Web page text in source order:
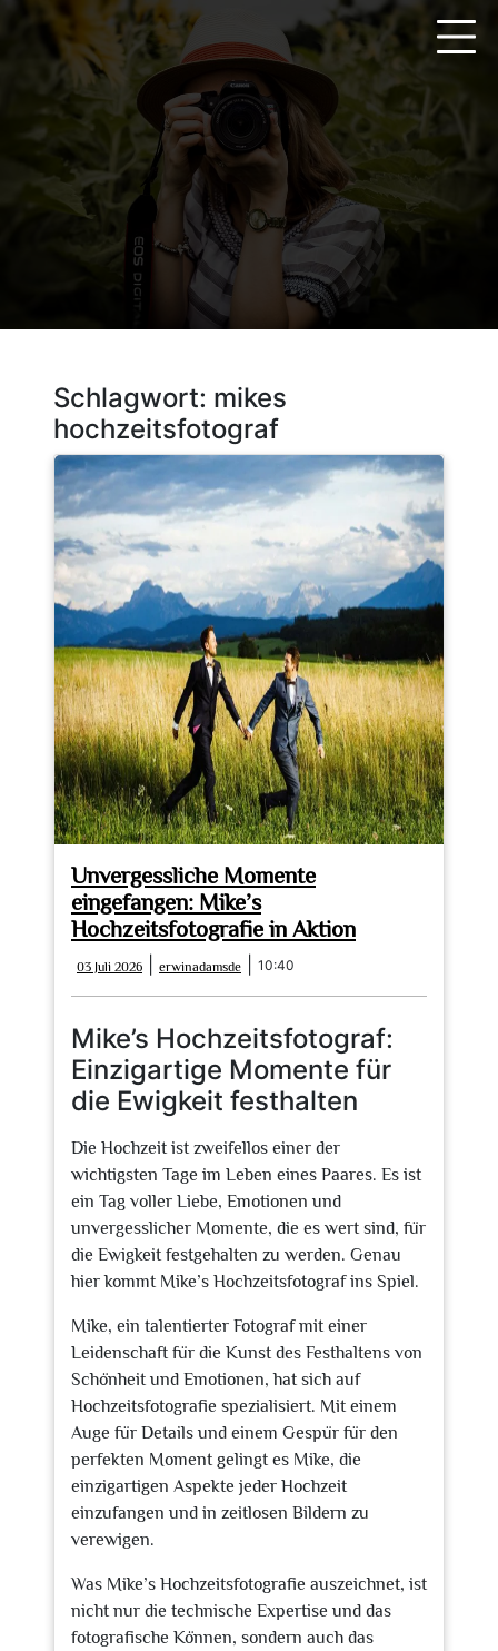
springen
Schlagwort: mikes
hochzeitsfotograf
Unvergessliche Momente
eingefangen: Mike’s
Hochzeitsfotografie in Aktion
03 Juli 2026
Juli
2026
erwinadamsde erwinadamsde
10:40
Mike’s Hochzeitsfotograf:
Einzigartige Momente für
die Ewigkeit festhalten
Die Hochzeit ist zweifellos einer der
wichtigsten Tage im Leben eines Paares. Es ist
ein Tag voller Liebe, Emotionen und
unvergesslicher Momente, die es wert sind, für
die Ewigkeit festgehalten zu werden. Genau
hier kommt Mike’s Hochzeitsfotograf ins Spiel.
Mike, ein talentierter Fotograf mit einer
Leidenschaft für die Kunst des Festhaltens von
Schönheit und Emotionen, hat sich auf
Hochzeitsfotografie spezialisiert. Mit einem
Auge für Details und einem Gespür für den
perfekten Moment gelingt es Mike, die
einzigartigen Aspekte jeder Hochzeit
einzufangen und in zeitlosen Bildern zu
verewigen.
Was Mike’s Hochzeitsfotografie auszeichnet, ist
nicht nur die technische Expertise und das
fotografische Können, sondern auch das